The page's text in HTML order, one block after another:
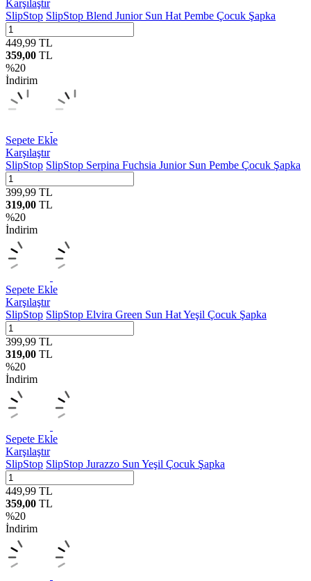
Karşılaştır
SlipStop SlipStop Blend Junior Sun Hat Pembe Çocuk Şapka
449,99 TL
359,00 TL
%20
İndirim
Sepete Ekle
Karşılaştır
SlipStop SlipStop Serpina Fuchsia Junior Sun Pembe Çocuk Şapka
399,99 TL
319,00 TL
%20
İndirim
Sepete Ekle
Karşılaştır
SlipStop SlipStop Elvira Green Sun Hat Yeşil Çocuk Şapka
399,99 TL
319,00 TL
%20
İndirim
Sepete Ekle
Karşılaştır
SlipStop SlipStop Jurazzo Sun Yeşil Çocuk Şapka
449,99 TL
359,00 TL
%20
İndirim